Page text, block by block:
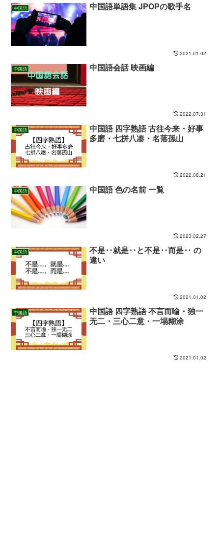
中国語 中国語単語集 JPOPの歌手名
2021.01.02
中国語 中国語会話 映画編
2022.07.31
中国語
中国語 四字熟語 古往今来・好事
多磨・七拼八凑・名落孫山
2022.08.21
中国語 中国語 色の名前 一覧
2023.02.27
中国語
不是‥就是‥と不是‥而是‥ の
違い
2021.01.02
中国語
中国語 四字熟語 不言而喻・独一
无二・三心二意・一塌糊涂
2021.01.02